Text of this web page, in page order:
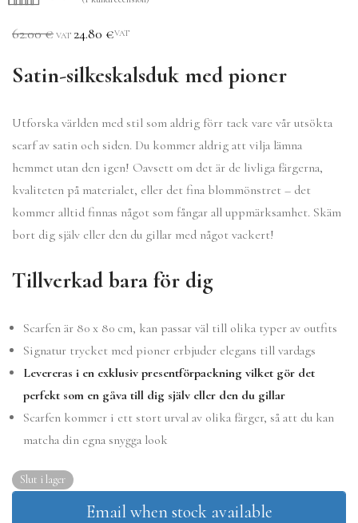
av 5 baserat på
62.00€ VAT 24.80 €VAT
Satin-silkeskalsduk med pioner
Utforska världen med stil som aldrig förr tack vare vår utsökta
scarf av satin och siden. Du kommer aldrig att vilja lämna
hemmet utan den igen! Oavsett om det är de livliga färgerna,
kvaliteten på materialet, eller det fina blommönstret – det
kommer alltid finnas något som fångar all uppmärksamhet. Skäm
bort dig själv eller den du gillar med något vackert!
Tillverkad bara för dig
Scarfen är 80 x 80 cm, kan passar väl till olika typer av outfits
Signatur trycket med pioner erbjuder elegans till vardags
Levereras i en exklusiv presentförpackning vilket gör det
perfekt som en gåva till dig själv eller den du gillar
Scarfen kommer i ett stort urval av olika färger, så att du kan
matcha din egna snygga look
Slut i lager
Email when stock available